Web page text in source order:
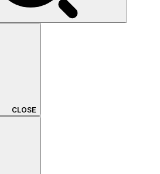
CLOSE